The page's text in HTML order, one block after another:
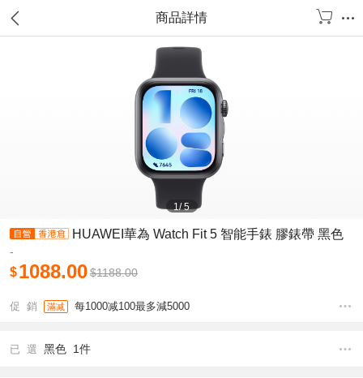
商品詳情
1/5
HUAWEI華為 Watch Fit 5 智能手錶 膠錶帶 黑色
-
$1088.00$1188.00
促 銷 滿减 每1000减100最多減5000
已 選 黑色 1件